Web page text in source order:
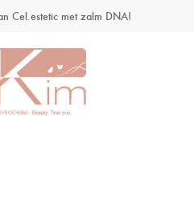
Cel.estetic met zalm DNA!